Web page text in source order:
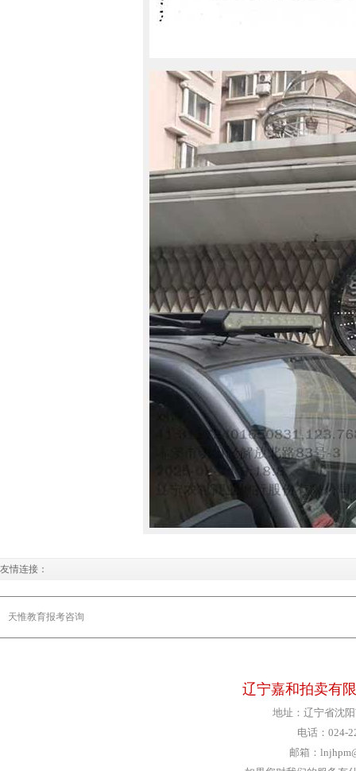
友情连接：
天惟教育报考咨询
辽宁嘉和拍卖有
地址：辽宁省沈
电话：024-
邮箱：